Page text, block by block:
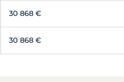
30 868 €
30 868 €